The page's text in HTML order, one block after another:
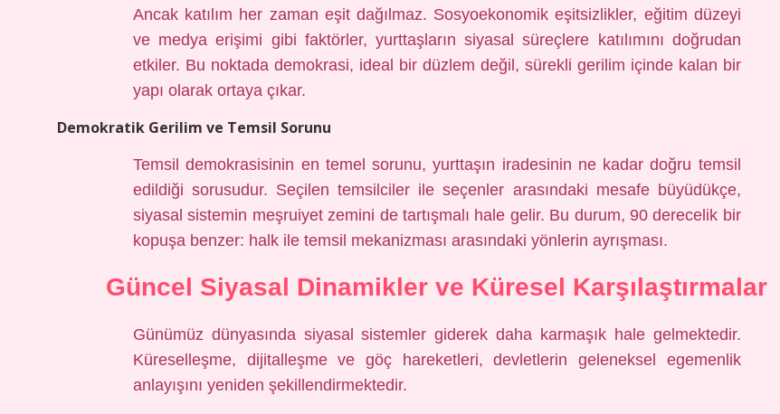
Ancak katılım her zaman eşit dağılmaz. Sosyoekonomik eşitsizlikler, eğitim düzeyi
ve medya erişimi gibi faktörler, yurttaşların siyasal süreçlere katılımını doğrudan
etkiler. Bu noktada demokrasi, ideal bir düzlem değil, sürekli gerilim içinde kalan bir
yapı olarak ortaya çıkar.
Demokratik Gerilim ve Temsil Sorunu
Temsil demokrasisinin en temel sorunu, yurttaşın iradesinin ne kadar doğru temsil
edildiği sorusudur. Seçilen temsilciler ile seçenler arasındaki mesafe büyüdükçe,
siyasal sistemin meşruiyet zemini de tartışmalı hale gelir. Bu durum, 90 derecelik bir
kopuşa benzer: halk ile temsil mekanizması arasındaki yönlerin ayrışması.
Güncel Siyasal Dinamikler ve Küresel Karşılaştırmalar
Günümüz dünyasında siyasal sistemler giderek daha karmaşık hale gelmektedir.
Küreselleşme, dijitalleşme ve göç hareketleri, devletlerin geleneksel egemenlik
anlayışını yeniden şekillendirmektedir.